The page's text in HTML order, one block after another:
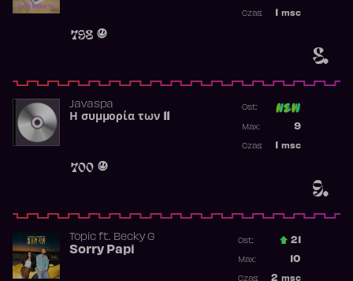
8.
798
msc
Czas:
9.
Javaspa
Η συμμορία των 11
700
Ost:
9
Max:
msc
Czas:
Topicft. Becky G
Sorry Papi
Ost.: 21
10
Max:
2 msc
Czas: